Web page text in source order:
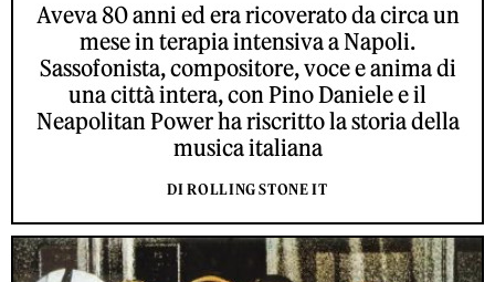
Aveva 80 anni ed era ricoverato da circa un
mese in terapia intensiva a Napoli.
Sassofonista, compositore, voce e anima di
una città intera, con Pino Daniele e il
Neapolitan Power ha riscritto la storia della
musica italiana
DI ROLLING STONE IT